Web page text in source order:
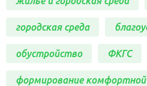
городская среда
обустройство ФКГС
формирование комфортной